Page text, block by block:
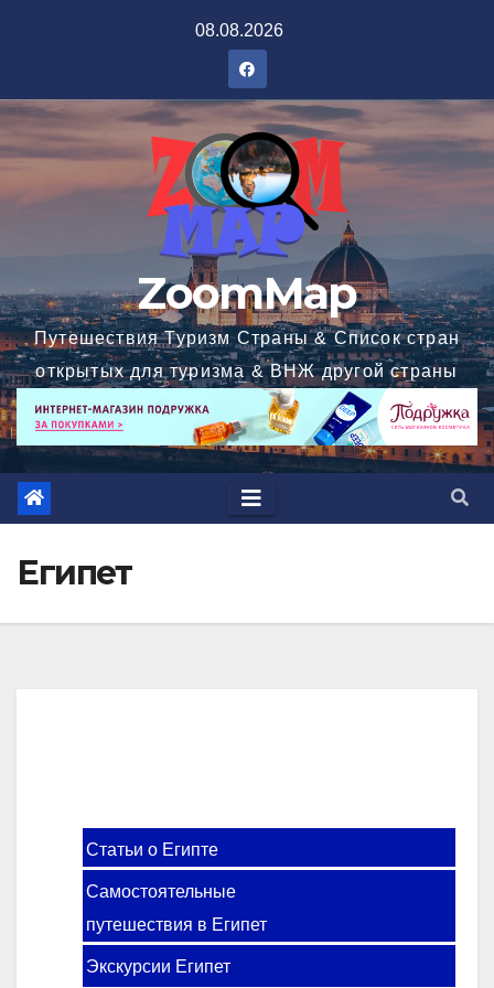
08.08.2026
ZoomMap
Путешествия Туризм Страны & Список стран
открытых для туризма & ВНЖ другой страны
Египет
Статьи о Египте
Самостоятельные
путешествия в Египет
Экскурсии Египет